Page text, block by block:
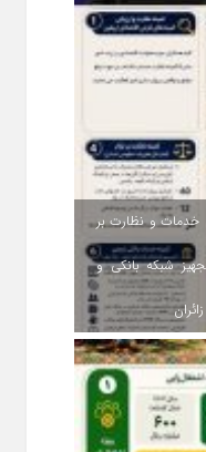
خدمات و نظارت بر
| تأمین ارز، تجهیز شبکه بانکی و